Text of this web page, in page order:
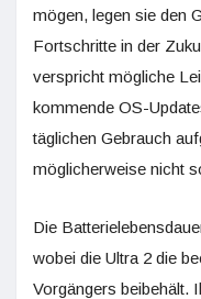
mögen, legen sie den
Fortschritte in der
verspricht mögliche
kommende OS-
täglichen Gebrauch
möglicherweise nicht
Die
wobei die Ultra 2 die
Vorgängers beibehält.